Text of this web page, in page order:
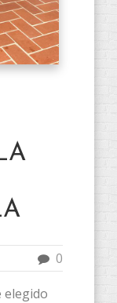
0
elegido